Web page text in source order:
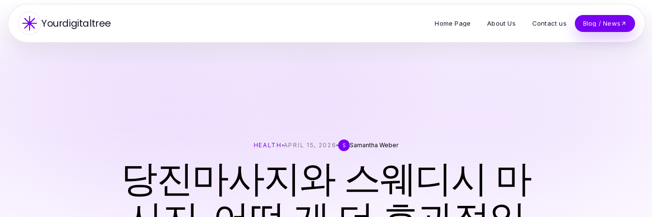
Yourdigitaltree Home Page About Us Contact us Blog / News
HEALTH APRIL 15, 2026 S Samantha Weber
당진마사지와 스웨디시 마